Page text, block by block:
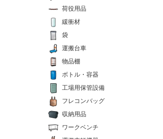
荷役用品
緩衝材
袋
運搬台車
物品棚
ボトル・容器
工場用保管設備
フレコンバッグ
収納用品
ワークベンチ